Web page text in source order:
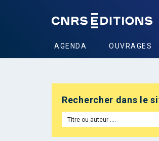
AGENDA OUVRAGES
Rechercher dans le